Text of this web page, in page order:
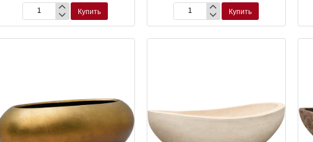
Кашпо
Baq
Metallic
Купить
Кашпо
Baq
Metallic
Купить